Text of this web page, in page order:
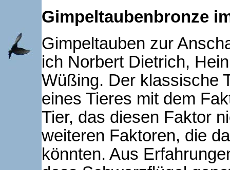
Gimpeltaubenbronze
Gimpeltauben zur
ich Norbert Dietrich,
Wüßing. Der klassische
eines Tieres mit dem
Tier, das diesen Faktor
weiteren Faktoren, die
könnten. Aus